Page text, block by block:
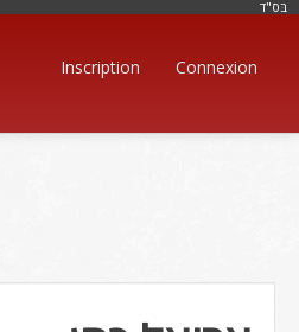
בּס"ד
Inscription Connexion